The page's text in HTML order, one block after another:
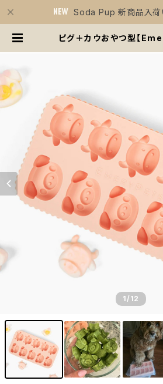
Soda Pup 新商品入荷
ピグ＋カウおやつ型【
1/12